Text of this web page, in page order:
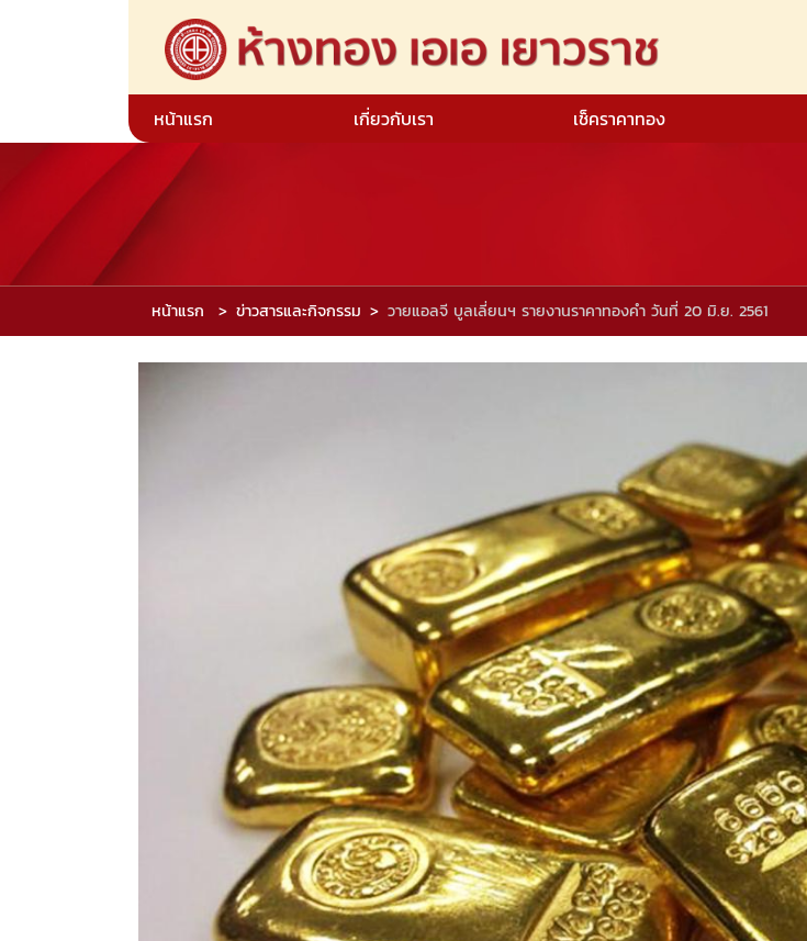
หน้าแรก เกี่ยวกับเรา เช็คราคาทอง
หน้าแรก ข่าวสารและกิจกรรม วายแอลจี บูลเลี่ยนฯ รายงานราคาทองคำ วันที่ 20 มิ.ย. 2561